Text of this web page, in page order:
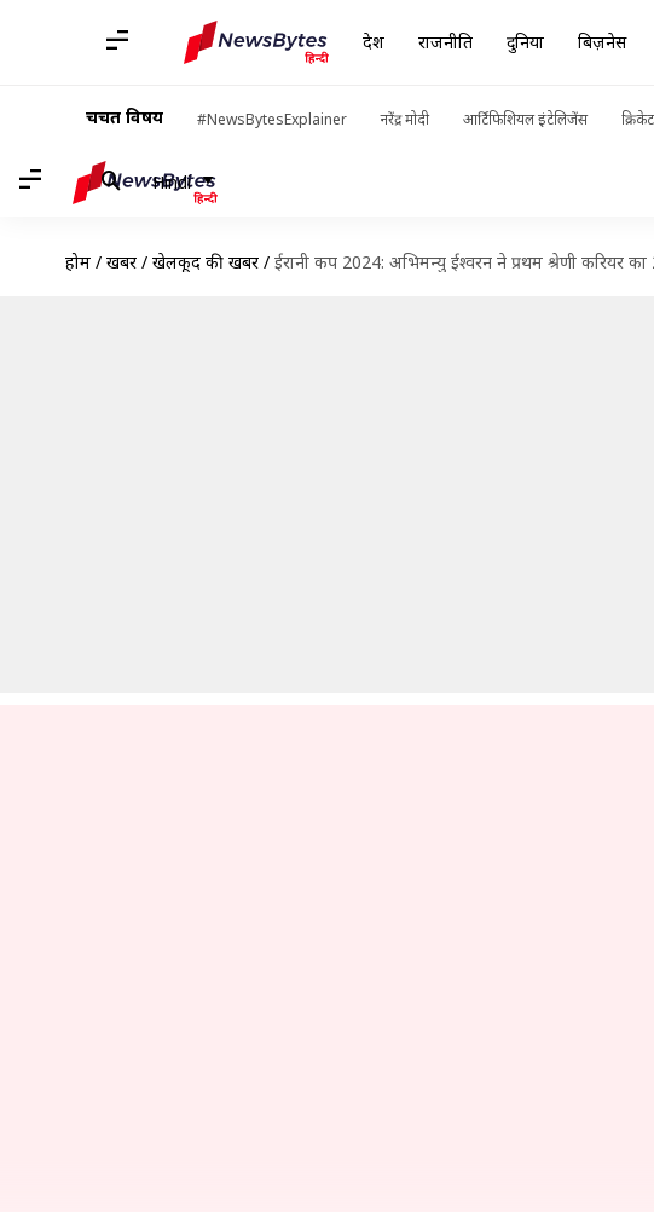
देश राजनीति दुनिया बिज़नेस
चर्चित विषय #NewsBytesExplainer नरेंद्र मोदी आर्टिफिशियल इंटेलिजेंस
Hindi
होम / खबरें / खेलकूद की खबरें / ईरानी कप 2024: अभिमन्यु ईश्वरन ने प्रथम श्रेणी